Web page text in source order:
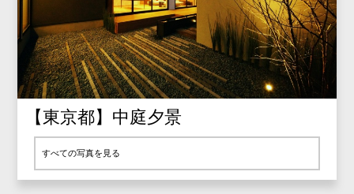
【東京都】中庭夕景
すべての写真を見る